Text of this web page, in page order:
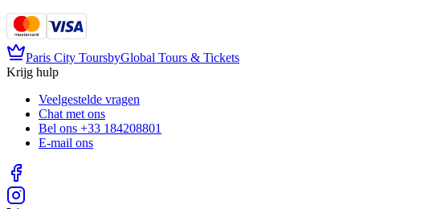
Paris City ToursbyGlobal Tours & Tickets
Krijg hulp
Veelgestelde vragen
Chat met ons
Bel ons +33 184208801
E-mail ons